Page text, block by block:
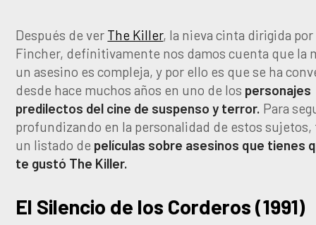
Después de ver The Killer, la nieva cinta dirigida por
Fincher, definitivamente nos damos cuenta que la
un asesino es compleja, y por ello es que se ha
desde hace muchos años en uno de los personajes
predilectos del cine de suspenso y terror. Para
profundizando en la personalidad de estos sujetos,
un listado de películas sobre asesinos que tienes
te gustó The Killer.
El Silencio de los Corderos (1991)